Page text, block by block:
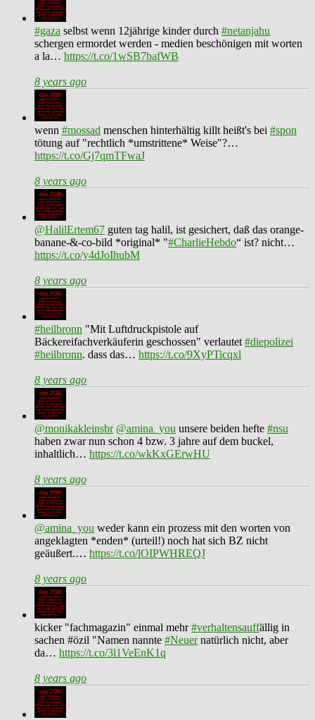
#gaza selbst wenn 12jährige kinder durch #netanjahu
schergen ermordet werden - medien beschönigen mit worten
a la… https://t.co/1wSB7bafWB
8 years ago
wenn #mossad menschen hinterhältig killt heißt's bei #spon
tötung auf "rechtlich *umstrittene* Weise"?…
https://t.co/Gj7qmTFwaJ
8 years ago
@HalilErtem67 guten tag halil, ist gesichert, daß das orange-
banane-&-co-bild *original* "#CharlieHebdo“ ist? nicht…
https://t.co/y4dJoIhubM
8 years ago
#heilbronn "Mit Luftdruckpistole auf
Bäckereifachverkäuferin geschossen" verlautet #diepolizei
#heilbronn. dass das… https://t.co/9XyPTicqxl
8 years ago
@monikakleinsbr @amina_you unsere beiden hefte #nsu
haben zwar nun schon 4 bzw. 3 jahre auf dem buckel,
inhaltlich… https://t.co/wkKxGErwHU
8 years ago
@amina_you weder kann ein prozess mit den worten von
angeklagten *enden* (urteil!) noch hat sich BZ nicht
geäußert.… https://t.co/lOIPWHREQJ
8 years ago
kicker "fachmagazin" einmal mehr#verhaltensauffällig in
sachen #özil "Namen nannte #Neuernatürlich nicht, aber
da… https://t.co/3l1VeEnK1q
8 years ago